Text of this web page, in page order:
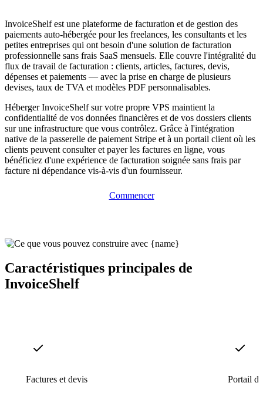
InvoiceShelf est une plateforme de facturation et de gestion des
paiements auto-hébergée pour les freelances, les consultants et les
petites entreprises qui ont besoin d'une solution de facturation
professionnelle sans frais SaaS mensuels. Elle couvre l'intégralité du
flux de travail de facturation : clients, articles, factures, devis,
dépenses et paiements — avec la prise en charge de plusieurs
devises, taux de TVA et modèles PDF personnalisables.
Héberger InvoiceShelf sur votre propre VPS maintient la
confidentialité de vos données financières et de vos dossiers clients
sur une infrastructure que vous contrôlez. Grâce à l'intégration
native de la passerelle de paiement Stripe et à un portail client où les
clients peuvent consulter et payer les factures en ligne, vous
bénéficiez d'une expérience de facturation soignée sans frais par
facture ni dépendance vis-à-vis d'un fournisseur.
Commencer
Caractéristiques principales de
InvoiceShelf
Factures et devis Portail